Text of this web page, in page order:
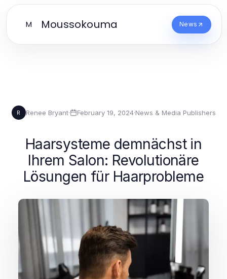
M Moussokouma News
R Renee Bryant· February 19, 2024·News & Media Publishers
Haarsysteme demnächst in
Ihrem Salon: Revolutionäre
Lösungen für Haarprobleme